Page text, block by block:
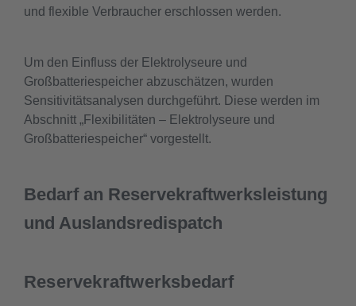
und flexible Verbraucher erschlossen werden.
Um den Einfluss der Elektrolyseure und
Großbatteriespeicher abzuschätzen, wurden
Sensitivitätsanalysen durchgeführt. Diese werden im
Abschnitt „Flexibilitäten – Elektrolyseure und
Großbatteriespeicher“ vorgestellt.
Bedarf an Reservekraftwerksleistung
und Auslandsredispatch
Reservekraftwerksbedarf